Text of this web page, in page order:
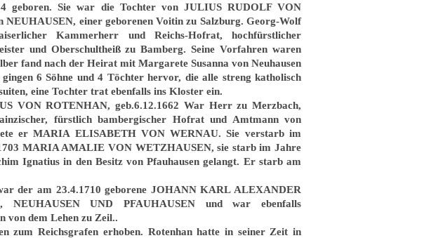
geboren. Sie war die Tochter von JULIUS RUDOLF VON
einer geborenen Voitin zu Salzburg. Georg-Wolf
Kammerherr und Reichs-Hofrat, hochfürstlicher
und Oberschultheiß zu Bamberg. Seine Vorfahren waren
fand nach der Heirat mit Margarete Susanna von Neuhausen
6 Söhne und 4 Töchter hervor, die alle streng katholisch
eine Tochter trat ebenfalls ins Kloster ein.
VON ROTENHAN, geb.6.12.1662 War Herr zu Merzbach,
fürstlich bambergischer Hofrat und Amtmann von
er MARIA ELISABETH VON WERNAU. Sie verstarb im
MARIA AMALIE VON WETZHAUSEN, sie starb im Jahre
Ignatius in den Besitz von Pfauhausen gelangt. Er starb am
der am 23.4.1710 geborene JOHANN KARL ALEXANDER
UND PFAUHAUSEN und war ebenfalls
von dem Lehen zu Zeil..
zum Reichsgrafen erhoben. Rotenhan hatte in seiner Zeit in